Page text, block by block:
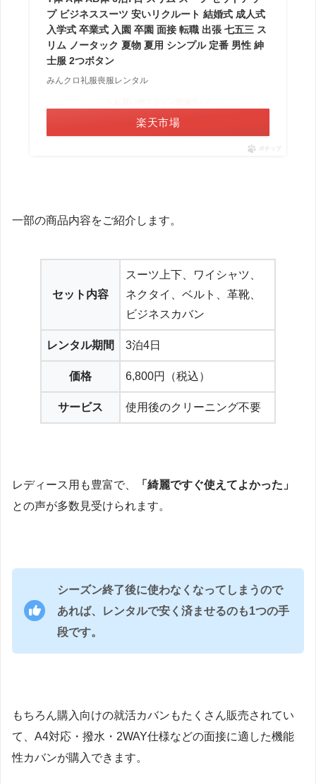
プ ビジネススーツ 安いリクルート 結婚式 成人式
入学式 卒業式 入園 卒園 面接 転職 出張 七五三 ス
リム ノータック 夏物 夏用 シンプル 定番 男性 紳
士服 2つボタン
みんクロ礼服喪服レンタル
楽天市場
ポチップ
一部の商品内容をご紹介します。
セット内容
スーツ上下、ワイシャツ、
ネクタイ、ベルト、革靴、
ビジネスカバン
レンタル期間 3泊4日
価格 6,800円（税込）
サービス 使用後のクリーニング不要
レディース用も豊富で、
「綺麗ですぐ使えてよかった」
との声が多数見受けられます。
シーズン終了後に使わなくなってしまうので
あれば、レンタルで安く済ませるのも1つの手
段です。
もちろん購入向けの就活カバンもたくさん販売されてい
て、A4対応・撥水・2WAY仕様などの面接に適した機能
性カバンが購入できます。